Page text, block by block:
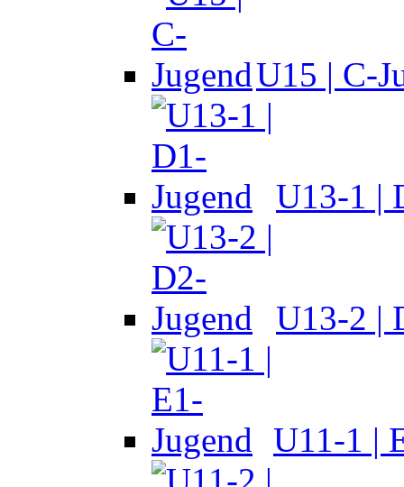
U15 | C-
U13-1 |
U13-2 |
U11-1 |